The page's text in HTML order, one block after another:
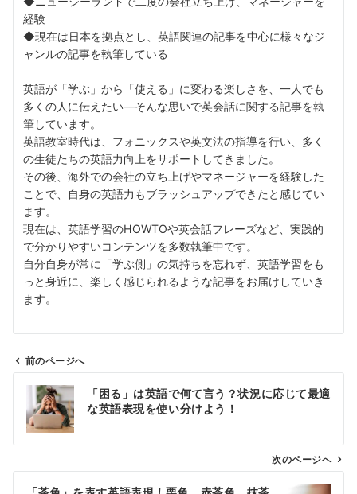
経験
◆現在は日本を拠点とし、英語関連の記事を中心に様々なジ
ャンルの記事を執筆している
英語が「学ぶ」から「使える」に変わる楽しさを、一人でも
多くの人に伝えたい––そんな思いで英会話に関する記事を執
筆しています。
英語教室時代は、フォニックスや英文法の指導を行い、多く
の生徒たちの英語力向上をサポートしてきました。
その後、海外での会社の立ち上げやマネージャーを経験した
ことで、自身の英語力もブラッシュアップできたと感じてい
ます。
現在は、英語学習のHOWTOや英会話フレーズなど、実践的
で分かりやすいコンテンツを多数執筆中です。
自分自身が常に「学ぶ側」の気持ちを忘れず、英語学習をも
っと身近に、楽しく感じられるような記事をお届けしていき
ます。
前のページへ
「困る」は英語で何て言う？状況に応じて最適
な英語表現を使い分けよう！
次のページへ